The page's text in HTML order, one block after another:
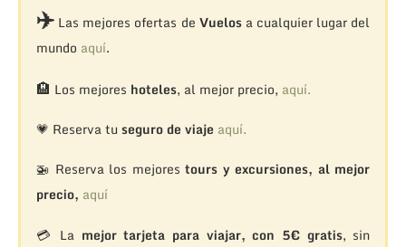
✈️Las mejores ofertas de Vuelosa cualquier lugar del
mundo aquí.
🏨 Los mejores hoteles, al mejor precio, aquí.
💗 Reserva tu seguro de viaje aquí.
🚁 Reserva los mejorestours y excursiones, al mejor
precio, aquí
💳 La mejor tarjeta para viajar, con 5€ gratis, sin